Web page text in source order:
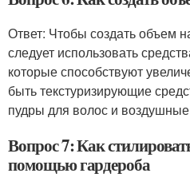
Ответ: Чтобы создать объем
следует использовать
которые способствуют
быть текстуризирующие
пудры для волос и
Вопрос 7: Как
помощью гардероба